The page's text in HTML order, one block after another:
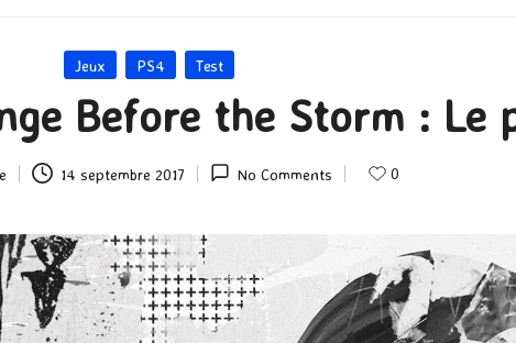
Posted
Jeux PS4 Test
Before the Storm : Le
14 septembre 2017 No Comments 0